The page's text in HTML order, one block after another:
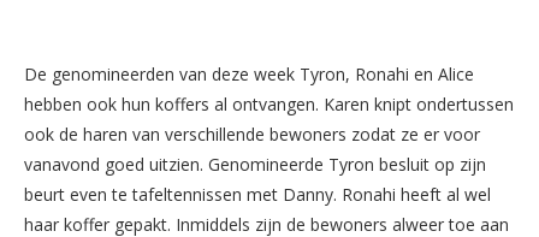
De genomineerden van deze week Tyron, Ronahi en Alice
hebben ook hun koffers al ontvangen. Karen knipt ondertussen
ook de haren van verschillende bewoners zodat ze er voor
vanavond goed uitzien. Genomineerde Tyron besluit op zijn
beurt even te tafeltennissen met Danny. Ronahi heeft al wel
haar koffer gepakt. Inmiddels zijn de bewoners alweer toe aan